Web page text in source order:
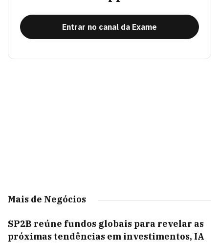
Entrar no canal da Exame
Mais de Negócios
SP2B reúne fundos globais para revelar as
próximas tendências em investimentos, IA